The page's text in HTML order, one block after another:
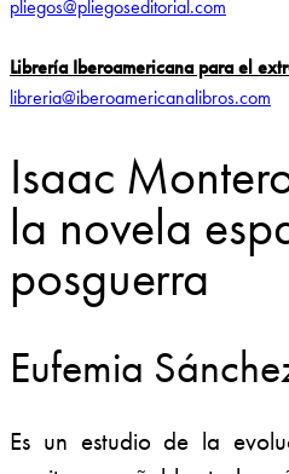
pliegos@pliegoseditorial.com
Librería Iberoamericana para el
libreria@iberoamericanalibros.com
Isaac
la novela
posguerra
Eufemia
Es un estudio de la